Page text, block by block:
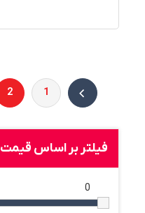
1
2
فیلتر بر اساس قیمت
0